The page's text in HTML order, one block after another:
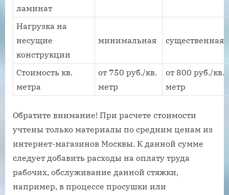
ламинат
Нагрузка на
несущие
конструкции
минимальная существенная
Стоимость кв.
метра
от 750 руб./кв.
метр
от 800 руб./кв.
метр
Обратите внимание! При расчете стоимости
учтены только материалы по средним ценам из
интернет-магазинов Москвы. К данной сумме
следует добавить расходы на оплату труда
рабочих, обслуживание данной стяжки,
например, в процессе просушки или